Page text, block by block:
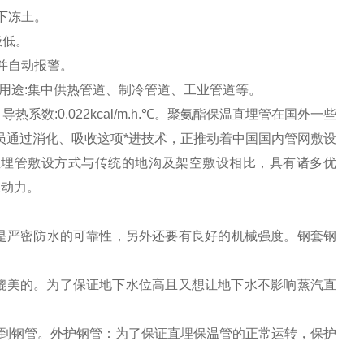
土。
。
动报警。
:集中供热管道、制冷管道、工业管道等。
系数:0.022kcal/m.h.℃。聚氨酯保温直埋管在国外一些
过消化、吸收这项*进技术，正推动着中国国内管网敷设
管敷设方式与传统的地沟及架空敷设相比，具有诸多优
力。
密防水的可靠性，另外还要有良好的机械强度。钢套钢
的。为了保证地下水位高且又想让地下水不影响蒸汽直
管。外护钢管：为了保证直埋保温管的正常运转，保护